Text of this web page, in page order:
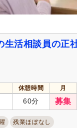
活相談員の正
休憩時間 月
60分 募集
残業ほぼなし